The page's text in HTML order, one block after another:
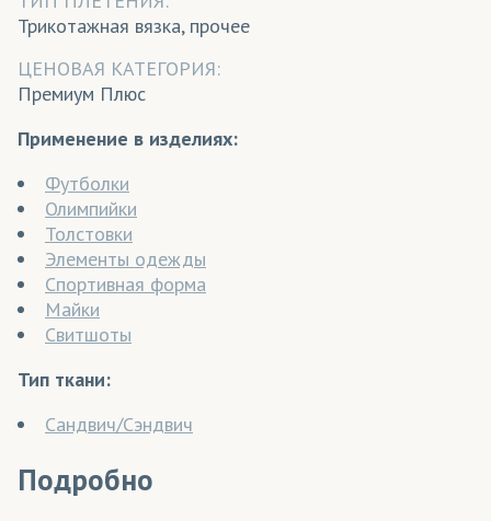
Трикотажная вязка, прочее
ЦЕНОВАЯ КАТЕГОРИЯ:
Премиум Плюс
Применение в изделиях:
Футболки
Олимпийки
Толстовки
Элементы одежды
Спортивная форма
Майки
Свитшоты
Тип ткани:
Сандвич/Сэндвич
Подробно